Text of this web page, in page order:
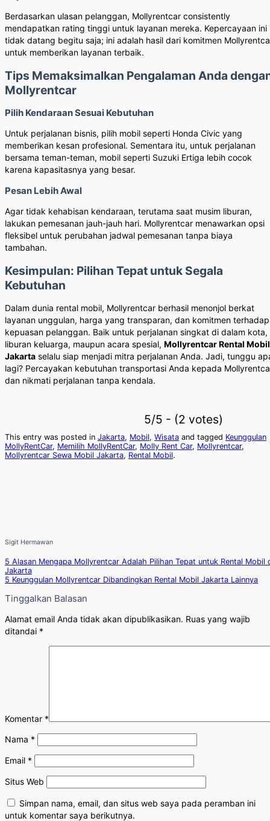
Berdasarkan ulasan pelanggan, Mollyrentcar consistently
mendapatkan rating tinggi untuk layanan mereka. Kepercayaan ini
tidak datang begitu saja; ini adalah hasil dari komitmen
untuk memberikan layanan terbaik.
Tips Memaksimalkan Pengalaman Anda
Mollyrentcar
Pilih Kendaraan Sesuai Kebutuhan
Untuk perjalanan bisnis, pilih mobil seperti Honda Civic yang
memberikan kesan profesional. Sementara itu, untuk perjalanan
bersama teman-teman, mobil seperti Suzuki Ertiga lebih cocok
karena kapasitasnya yang besar.
Pesan Lebih Awal
Agar tidak kehabisan kendaraan, terutama saat musim liburan,
lakukan pemesanan jauh-jauh hari. Mollyrentcar menawarkan opsi
fleksibel untuk perubahan jadwal pemesanan tanpa biaya
tambahan.
Kesimpulan: Pilihan Tepat untuk Segala
Kebutuhan
Dalam dunia rental mobil, Mollyrentcar berhasil menonjol berkat
layanan unggulan, harga yang transparan, dan komitmen terhadap
kepuasan pelanggan. Baik untuk perjalanan singkat di dalam kota,
liburan keluarga, maupun acara spesial, Mollyrentcar Rental Mobil
Jakarta selalu siap menjadi mitra perjalanan Anda. Jadi, tunggu
lagi? Percayakan kebutuhan transportasi Anda kepada
dan nikmati perjalanan tanpa kendala.
5/5 - (2 votes)
This entry was posted in Jakarta, Mobil, Wisata and tagged Keunggulan
MollyRentCar, Memilih MollyRentCar, Molly Rent Car, Mollyrentcar,
Mollyrentcar Sewa Mobil Jakarta, Rental Mobil.
Sigit Hermawan
5 Alasan Mengapa Mollyrentcar Adalah Pilihan Tepat untuk Rental Mobil
Jakarta
5 Keunggulan Mollyrentcar Dibandingkan Rental Mobil Jakarta Lainnya
Tinggalkan Balasan
Alamat email Anda tidak akan dipublikasikan. Ruas yang wajib
ditandai *
Komentar *
Nama *
Email *
Situs Web
Simpan nama, email, dan situs web saya pada peramban ini
untuk komentar saya berikutnya.